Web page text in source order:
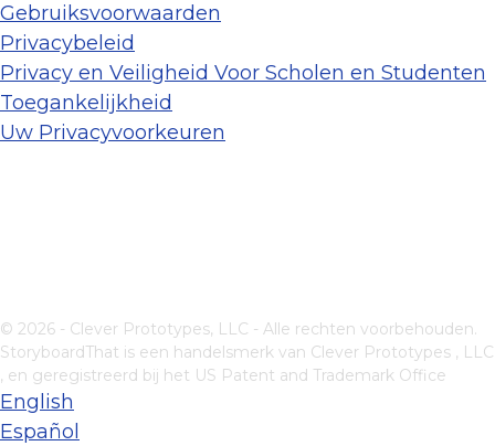
Gebruiksvoorwaarden
Privacybeleid
Privacy en Veiligheid Voor Scholen en Studenten
Toegankelijkheid
Uw Privacyvoorkeuren
© 2026 - Clever Prototypes, LLC - Alle rechten voorbehouden.
StoryboardThat is een handelsmerk van Clever Prototypes , LLC
, en geregistreerd bij het US Patent and Trademark Office
English
Español